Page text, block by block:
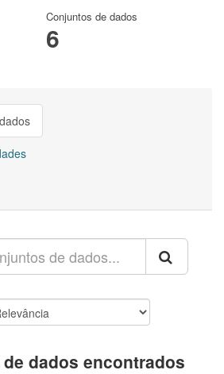
Conjuntos de dados
6
dados encontrados